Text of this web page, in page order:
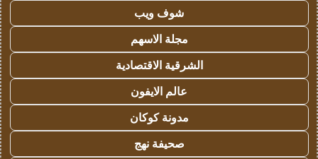
شوف ويب
مجلة الاسهم
الشرقية الاقتصادية
عالم الايفون
مدونة كوكان
صحيفة نهج